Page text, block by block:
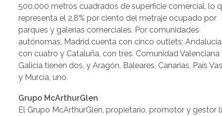
500.000 metros cuadrados de superficie comercial, lo
representa el 2,8% por ciento del metraje ocupado por
parques y galerías comerciales. Por comunidades
autónomas, Madrid cuenta con cinco outlets;
con cuatro y Cataluña, con tres. Comunidad Valenciana
Galicia tienen dos, y Aragón, Baleares, Canarias, País
y Murcia, uno.
Grupo McArthurGlen
El Grupo McArthurGlen, propietario, promotor y gestor